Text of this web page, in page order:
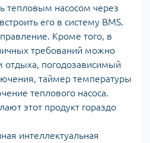
тепловым насосом через
его в систему BMS.
Кроме того, в
требований можно
отдыха, погодозависимый
таймер температуры
теплового насоса.
этот продукт гораздо
интеллектуальная